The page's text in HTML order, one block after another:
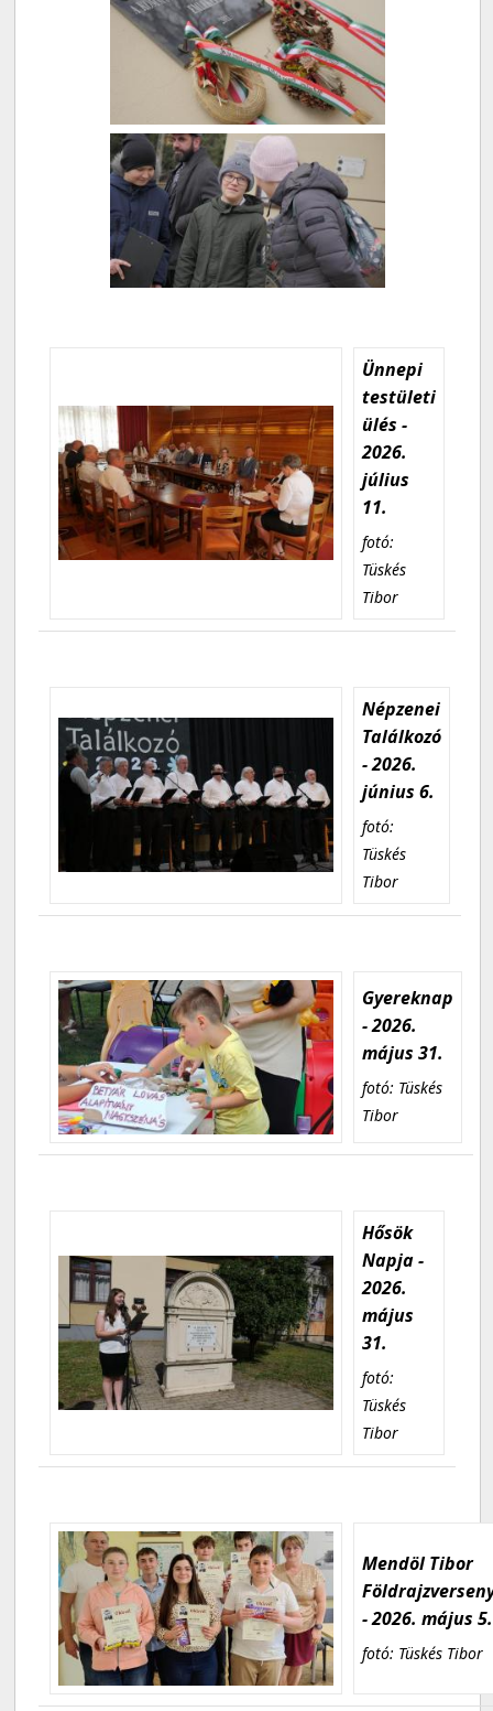
Ünnepi
testületi
ülés -
2026.
július
11.
fotó:
Tüskés
Tibor
Népzenei
Találkozó
- 2026.
június 6.
fotó:
Tüskés
Tibor
Gyereknap
- 2026.
május 31.
fotó: Tüskés
Tibor
Hősök
Napja -
2026.
május
31.
fotó:
Tüskés
Tibor
Mendöl Tibor
- 2026. május 5.
fotó: Tüskés Tibor